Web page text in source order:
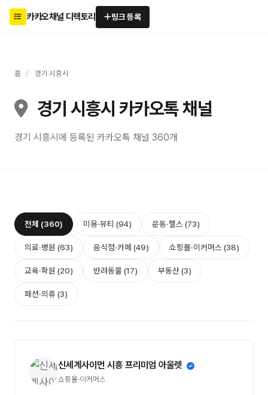
카카오채널 디렉토리 링크 등록
홈 / 경기 시흥시
경기 시흥시 카카오톡 채널
경기 시흥시에 등록된 카카오톡 채널 360개
전체 (360) 미용·뷰티 (94) 운동·헬스 (73)
의료·병원 (63) 음식점·카페 (49) 쇼핑몰·이커머스 (38)
교육·학원 (20) 반려동물 (17) 부동산 (3)
패션·의류 (3)
신세계사이먼 시흥 프리미엄 아울렛
쇼핑몰·이커머스